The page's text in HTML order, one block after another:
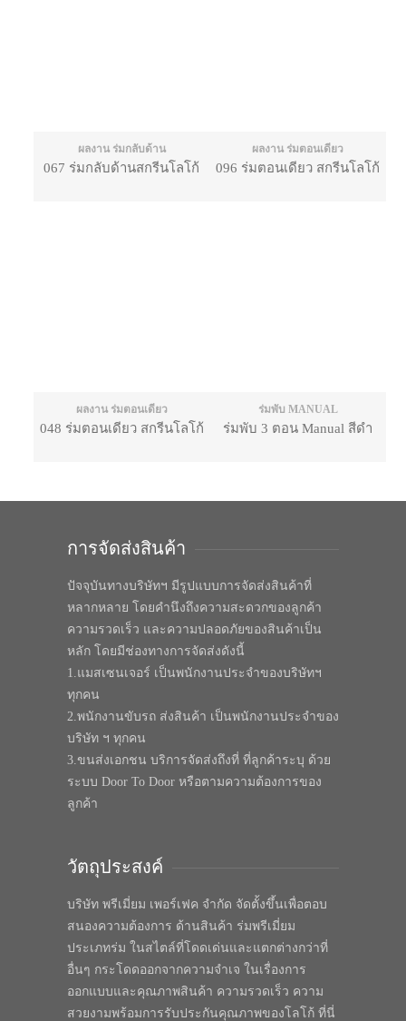
ผลงาน ร่มกลับด้าน
067 ร่มกลับด้านสกรีนโลโก้
ผลงาน ร่มตอนเดียว
096 ร่มตอนเดียว สกรีนโลโก้
ผลงาน ร่มตอนเดียว
048 ร่มตอนเดียว สกรีนโลโก้
ร่มพับ MANUAL
ร่มพับ 3 ตอน Manual สีดำ
การจัดส่งสินค้า
ปัจจุบันทางบริษัทฯ มีรูปแบบการจัดส่งสินค้าที่
หลากหลาย โดยคำนึงถึงความสะดวกของลูกค้า
ความรวดเร็ว และความปลอดภัยของสินค้าเป็น
หลัก โดยมีช่องทางการจัดส่งดังนี้
1.แมสเซนเจอร์ เป็นพนักงานประจำของบริษัทฯ
ทุกคน
2.พนักงานขับรถ ส่งสินค้า เป็นพนักงานประจำของ
บริษัท ฯ ทุกคน
3.ขนส่งเอกชน บริการจัดส่งถึงที่ ที่ลูกค้าระบุ ด้วย
ระบบ Door To Door หรือตามความต้องการของ
ลูกค้า
วัตถุประสงค์
บริษัท พรีเมี่ยม เพอร์เฟค จำกัด จัดตั้งขึ้นเพื่อตอบ
สนองความต้องการ ด้านสินค้า ร่มพรีเมี่ยม
ประเภทร่ม ในสไตล์ที่โดดเด่นและแตกต่างกว่าที่
อื่นๆ กระโดดออกจากความจำเจ ในเรื่องการ
ออกแบบและคุณภาพสินค้า ความรวดเร็ว ความ
สวยงามพร้อมการรับประกันคุณภาพของโลโก้ ที่นี่